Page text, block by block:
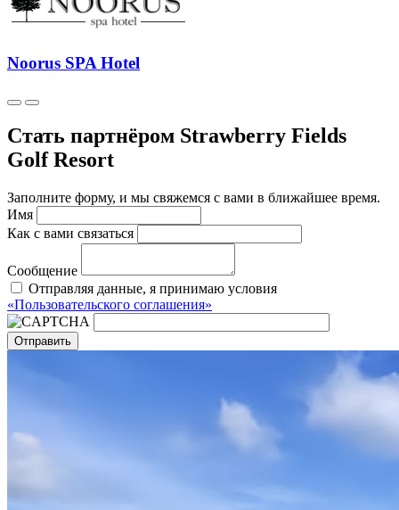
Noorus SPA Hotel
Стать партнёром Strawberry Fields
Golf Resort
Заполните форму, и мы свяжемся с вами в ближайшее время.
Имя
Как с вами связаться
Сообщение
Отправляя данные, я принимаю условия
«Пользовательского соглашения»
Отправить